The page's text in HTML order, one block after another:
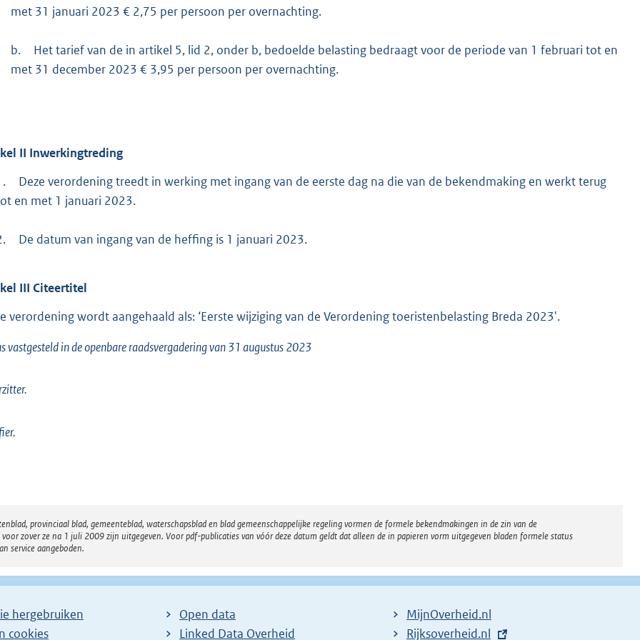
met 31 januari 2023 € 2,75 per persoon per overnachting.
b.
Het tarief van de in artikel 5, lid 2, onder b, bedoelde belasting bedraagt voor de periode van 1 februari tot en
met 31 december 2023 € 3,95 per persoon per overnachting.
II Inwerkingtreding
Deze verordening treedt in werking met ingang van de eerste dag na die van de bekendmaking en werkt terug
en met 1 januari 2023.
De datum van ingang van de heffing is 1 januari 2023.
III Citeertitel
verordening wordt aangehaald als: ‘Eerste wijziging van de Verordening toeristenbelasting Breda 2023'.
vastgesteld in de openbare raadsvergadering van 31 augustus 2023
provinciaal blad, gemeenteblad, waterschapsblad en blad gemeenschappelijke regeling vormen de formele bekendmakingen in de zin van de
zover ze na 1 juli 2009 zijn uitgegeven. Voor pdf-publicaties van vóór deze datum geldt dat alleen de in papieren vorm uitgegeven bladen formele status
service aangeboden.
hergebruiken
cookies
Open data
Linked Data Overheid
MijnOverheid.nl
E
Rijksoverheid.nl